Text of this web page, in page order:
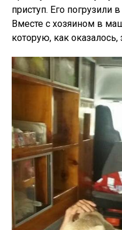
приступ. Его погрузили
Вместе с хозяином в
которую, как оказалось,